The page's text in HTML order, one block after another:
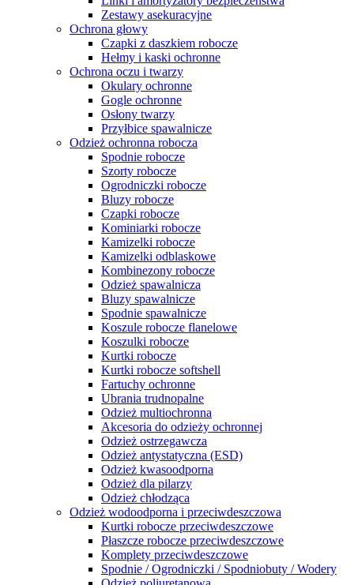
Zestawy asekuracyjne
Ochrona głowy
Czapki z daszkiem robocze
Hełmy i kaski ochronne
Ochrona oczu i twarzy
Okulary ochronne
Gogle ochronne
Osłony twarzy
Przyłbice spawalnicze
Odzież ochronna robocza
Spodnie robocze
Szorty robocze
Ogrodniczki robocze
Bluzy robocze
Czapki robocze
Kominiarki robocze
Kamizelki robocze
Kamizelki odblaskowe
Kombinezony robocze
Odzież spawalnicza
Bluzy spawalnicze
Spodnie spawalnicze
Koszule robocze flanelowe
Koszulki robocze
Kurtki robocze
Kurtki robocze softshell
Fartuchy ochronne
Ubrania trudnopalne
Odzież multiochronna
Akcesoria do odzieży ochronnej
Odzież ostrzegawcza
Odzież antystatyczna (ESD)
Odzież kwasoodporna
Odzież dla pilarzy
Odzież chłodząca
Odzież wodoodporna i przeciwdeszczowa
Kurtki robocze przeciwdeszczowe
Płaszcze robocze przeciwdeszczowe
Komplety przeciwdeszczowe
Spodnie / Ogrodniczki / Spodniobuty / Wodery